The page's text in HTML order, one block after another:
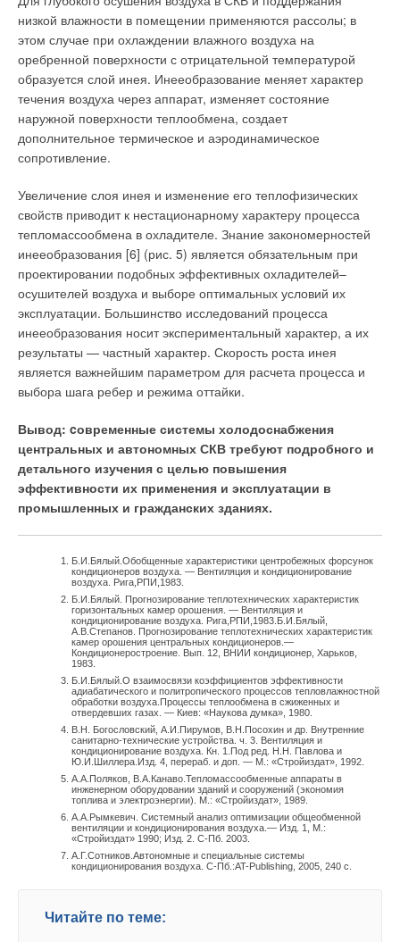
низкой влажности в помещении применяются рассолы; в
этом случае при охлаждении влажного воздуха на
оребренной поверхности с отрицательной температурой
образуется слой инея. Инееобразование меняет характер
течения воздуха через аппарат, изменяет состояние
наружной поверхности теплообмена, создает
дополнительное термическое и аэродинамическое
сопротивление.
Увеличение слоя инея и изменение его теплофизических
свойств приводит к нестационарному характеру процесса
тепломассообмена в охладителе. Знание закономерностей
инееобразования [6] (рис. 5) является обязательным при
проектировании подобных эффективных охладителей–
осушителей воздуха и выборе оптимальных условий их
эксплуатации. Большинство исследований процесса
инееобразования носит экспериментальный характер, а их
результаты — частный характер. Скорость роста инея
является важнейшим параметром для расчета процесса и
выбора шага ребер и режима оттайки.
Вывод: cовременные системы холодоснабжения
центральных и автономных СКВ требуют подробного и
детального изучения с целью повышения
эффективности их применения и эксплуатации в
промышленных и гражданских зданиях.
Б.И.Бялый.Обобщенные характеристики центробежных форсунок
кондиционеров воздуха. — Вентиляция и кондиционирование
воздуха. Рига,РПИ,1983.
Б.И.Бялый. Прогнозирование теплотехнических характеристик
горизонтальных камер орошения. — Вентиляция и
кондиционирование воздуха. Рига,РПИ,1983.Б.И.Бялый,
А.В.Степанов. Прогнозирование теплотехнических характеристик
камер орошения центральных кондиционеров.—
Кондиционеростроение. Вып. 12, ВНИИ кондиционер, Харьков,
1983.
Б.И.Бялый.О взаимосвязи коэффициентов эффективности
адиабатического и политропического процессов тепловлажностной
обработки воздуха.Процессы теплообмена в сжиженных и
отвердевших газах. — Киев: «Наукова думка», 1980.
В.Н. Богословский, А.И.Пирумов, В.Н.Посохин и др. Внутренние
санитарно-технические устройства. ч. 3. Вентиляция и
кондиционирование воздуха. Кн. 1.Под ред. Н.Н. Павлова и
Ю.И.Шиллера.Изд. 4, перераб. и доп. — М.: «Стройиздат», 1992.
А.А.Поляков, В.А.Канаво.Тепломассообменные аппараты в
инженерном оборудовании зданий и сооружений (экономия
топлива и электроэнергии). М.: «Стройиздат», 1989.
А.А.Рымкевич. Системный анализ оптимизации общеобменной
вентиляции и кондиционирования воздуха.— Изд. 1, М.:
«Стройиздат» 1990; Изд. 2. С-Пб. 2003.
А.Г.Сотников.Автономные и специальные системы
кондиционирования воздуха. С-Пб.:AT-Publishing, 2005, 240 c.
Читайте по теме: